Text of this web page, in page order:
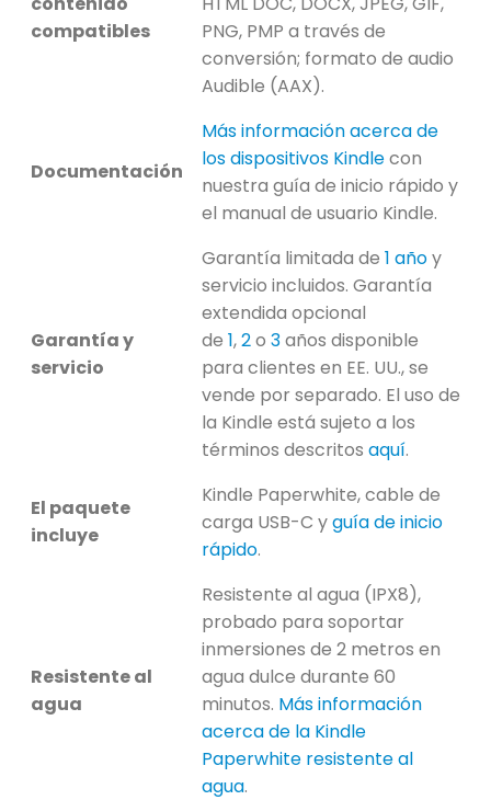
compatibles
PNG, PMP a través de
conversión; formato de audio
Audible (AAX).
Documentación
Más información acerca de
los dispositivos Kindlecon
nuestra guía de inicio rápido y
el manual de usuario Kindle.
Garantía y
servicio
Garantía limitada de 1 añoy
servicio incluidos. Garantía
extendida opcional
de 1,2o 3años disponible
para clientes en EE. UU., se
vende por separado. El uso de
la Kindle está sujeto a los
términos descritos aquí.
El paquete
incluye
Kindle Paperwhite, cable de
carga USB-C yguía de inicio
rápido.
Resistente al
agua
Resistente al agua (IPX8),
probado para soportar
inmersiones de 2 metros en
agua dulce durante 60
minutos. Más información
acerca de la Kindle
Paperwhite resistente al
agua.